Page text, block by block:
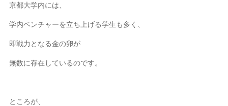
京都大学内には、
学内ベンチャーを立ち上げる学生も多く、
即戦力となる金の卵が
無数に存在しているのです。
ところが、